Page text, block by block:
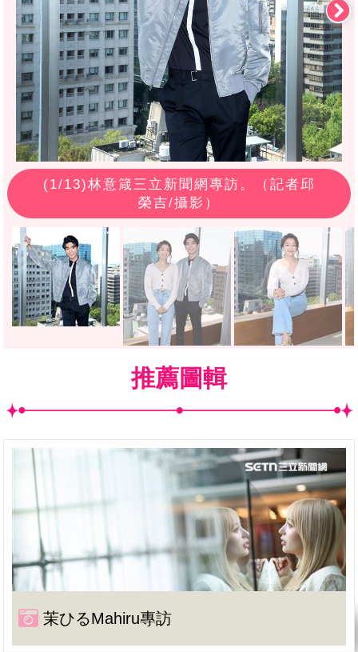
(1/13)林意箴三立新聞網專訪。（記者邱
榮吉/攝影）
推薦圖輯
茉ひるMahiru專訪